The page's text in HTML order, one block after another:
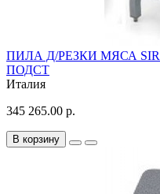
ПИЛА Д/РЕЗКИ МЯСА
ПОДСТ
Италия
345 265.00 р.
В корзину